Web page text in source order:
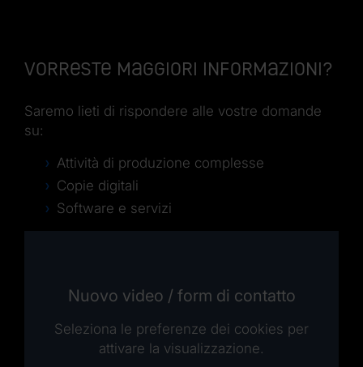
Vorreste maggiori informazioni?
Saremo lieti di rispondere alle vostre domande
su:
Attività di produzione complesse
Copie digitali
Software e servizi
Nuovo video / form di contatto
Seleziona le preferenze dei cookies per
attivare la visualizzazione.